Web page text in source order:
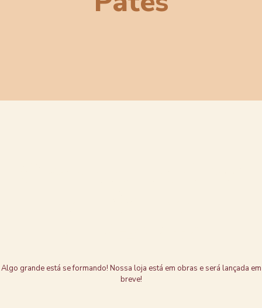
Algo grande está se formando! Nossa loja está em obras e será lançada em
breve!